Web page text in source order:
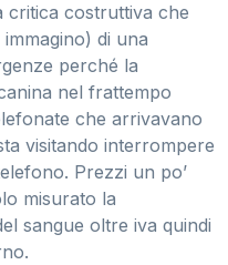
critica costruttiva che
di una
perché la
nel frattempo
che arrivavano
visitando interrompere
Prezzi un po’
misurato la
sangue oltre iva quindi